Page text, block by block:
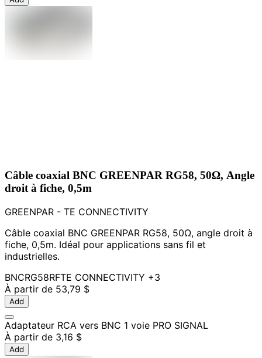
Câble coaxial BNC GREENPAR RG58, 50Ω, Angle
droit à fiche, 0,5m
GREENPAR - TE CONNECTIVITY
Câble coaxial BNC GREENPAR RG58, 50Ω, angle droit à
fiche, 0,5m. Idéal pour applications sans fil et
industrielles.
BNCRG58RFTE CONNECTIVITY +3
À partir de 53,79 $
Add
Adaptateur RCA vers BNC 1 voie PRO SIGNAL
À partir de 3,16 $
Add